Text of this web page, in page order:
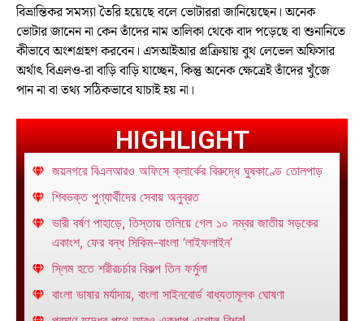
বিভ্রান্তিকর সমস্যা তৈরি হয়েছে বলে ভোটাররা জানিয়েছেন। অনেক
ভোটার জানেন না কেন তাঁদের নাম তালিকা থেকে বাদ পড়েছে বা শুনানিতে
কীভাবে অংশগ্রহণ করবেন। এসআইআর প্রক্রিয়ায় বুথ লেভেল অফিসার
অর্থাৎ বিএলও-রা বাড়ি বাড়ি যাচ্ছেন, কিন্তু অনেক ক্ষেত্রেই তাঁদের খুঁজে
পান না বা তথ্য সঠিকভাবে যাচাই হয় না।
HIGHLIGHT
জয়নগরে বিএলআরও অফিসে ক্লার্কের বিরুদ্ধে ঘুষকাণ্ডে তোলপাড়
শিবভক্ত পুণ্যার্থীদের সেবায় অনুব্রত
ভারী বর্ষণ পাহাড়ে, তিস্তায় তলিয়ে গেল ১০ নম্বর জাতীয় সড়কের
একাংশ, ফের বন্ধ সিকিম-বাংলা ‘লাইফলাইন’
স্লিম হতে শরীরচর্চার বিকল্প তিন ফর্মুলা
বাংলা ভাষার মর্যাদায়, বাংলা সাইনবোর্ড বাধ্যতামূলক ঘোষণা